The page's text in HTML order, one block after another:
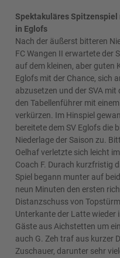
Spektakuläres
in Eglofs
Nach der äußerst bitteren
FC Wangen II erwartete der
auf dem kleinen, aber guten
Eglofs mit der Chance, sich
abzusetzen und der SVA
den Tabellenführer mit
verkürzen. Im Hinspiel
bereitete dem SV Eglofs die
Niederlage der Saison zu.
Oelhaf verletzte sich leicht
Coach F. Durach kurzfristig
Spiel begann munter auf
neun Minuten den ersten
Distanzschuss von
Unterkante der Latte wieder
Gäste aus Aichstetten um
auch G. Zeh traf aus kurzer
Zuschauer, darunter sehr